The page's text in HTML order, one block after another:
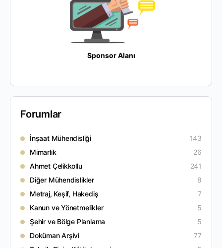
Sponsor Alanı
Forumlar
İnşaat Mühendisliği
143
Mimarlık
26
Ahmet Çelikkollu
241
Diğer Mühendislikler
8
Metraj, Keşif, Hakediş
7
Kanun ve Yönetmelikler
5
Şehir ve Bölge Planlama
5
Doküman Arşivi
77